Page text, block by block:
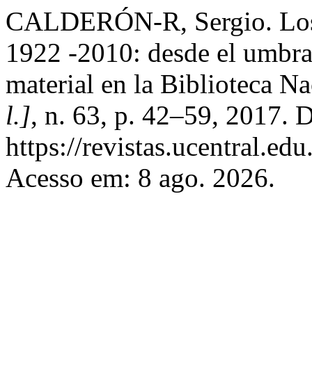
CALDERÓN-R, Sergio.
1922 -2010: desde el
material en la Biblioteca
l.], n. 63, p. 42–59, 2017.
https://
Acesso em: 8 ago. 2026.